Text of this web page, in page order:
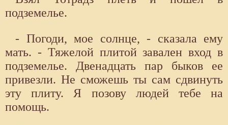
подземелье.
- Погоди, мое солнце, - сказала ему
мать. - Тяжелой плитой завален вход в
подземелье. Двенадцать пар быков ее
привезли. Не сможешь ты сам сдвинуть
эту плиту. Я позову людей тебе на
помощь.